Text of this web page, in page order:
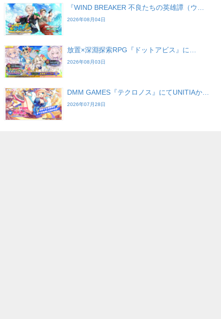
『WIND BREAKER 不良たちの英雄譚（ウ…
2026年08月04日
放置×深淵探索RPG『ドットアビス』に…
2026年08月03日
DMM GAMES『テクロノス』にてUNITIAか…
2026年07月28日